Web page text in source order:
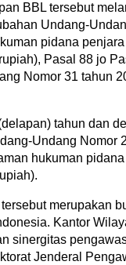
BBL tersebut
Undang-
pidana
Pasal 88 jo
Nomor 31 tahun
tahun dan
Undang Nomor
hukuman
merupakan
Kantor
sinergitas
Jenderal